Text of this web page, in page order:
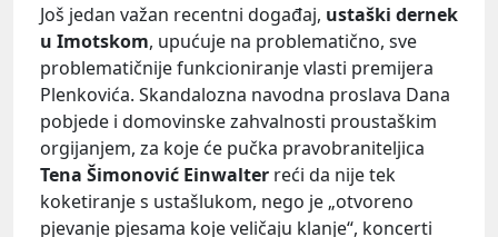
Još jedan važan recentni događaj, ustaški dernek
u Imotskom, upućuje na problematično, sve
problematičnije funkcioniranje vlasti premijera
Plenkovića. Skandalozna navodna proslava Dana
pobjede i domovinske zahvalnosti proustaškim
orgijanjem, za koje će pučka pravobraniteljica
Tena Šimonović Einwalter reći da nije tek
koketiranje s ustašlukom, nego je „otvoreno
pjevanje pjesama koje veličaju klanje“, koncerti